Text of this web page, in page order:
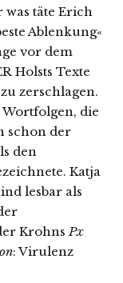
was täte Erich
Ablenkung«
vor dem
Holsts Texte
zerschlagen.
die
schon der
den
Katja
lesbar als
KrohnsPx
: Virulenz